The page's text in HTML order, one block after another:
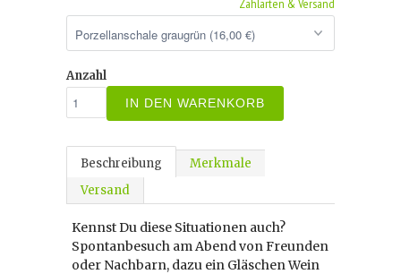
Zahlarten & Versand
Anzahl
IN DEN WARENKORB
Beschreibung
Merkmale
Versand
Kennst Du diese Situationen auch?
Spontanbesuch am Abend von Freunden
oder Nachbarn, dazu ein Gläschen Wein